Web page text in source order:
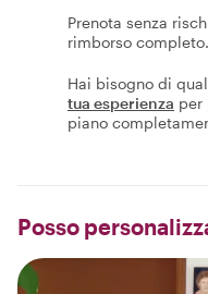
Prenota senza
rimborso completo.
Hai bisogno di
tua esperienza per
piano
Posso